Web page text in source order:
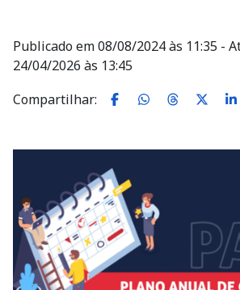
Publicado em 08/08/2024 às 11:35 -
24/04/2026 às 13:45
Compartilhar: